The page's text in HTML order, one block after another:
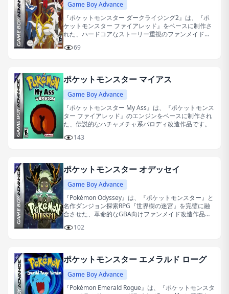
Game Boy Advance
『ポケットモンスター ダークライジング2』は、『ポ
ケットモンスター ファイアレッド』をベースに制作さ
れた、ハードコアなストーリー重視のファンメイド改
69
ポケットモンスター マイアス
Game Boy Advance
『ポケットモンスター My Ass』は、『ポケットモンス
ター ファイアレッド』のエンジンをベースに制作され
た、伝説的なハチャメチャ系パロディ改造作品です。
143
ポケットモンスター オデッセイ
Game Boy Advance
『Pokémon Odyssey』は、『ポケットモンスター』と
名作ダンジョン探索RPG『世界樹の迷宮』を完璧に融
合させた、革命的なGBA向けファンメイド改造作品で
102
ポケットモンスター エメラルド ローグ
Game Boy Advance
『Pokémon Emerald Rogue』は、『ポケットモンスタ